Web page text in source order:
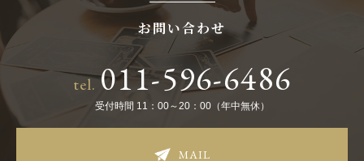
お問い合わせ
tel.011-596-6486
受付時間 11：00～20：00（年中無休）
MAIL